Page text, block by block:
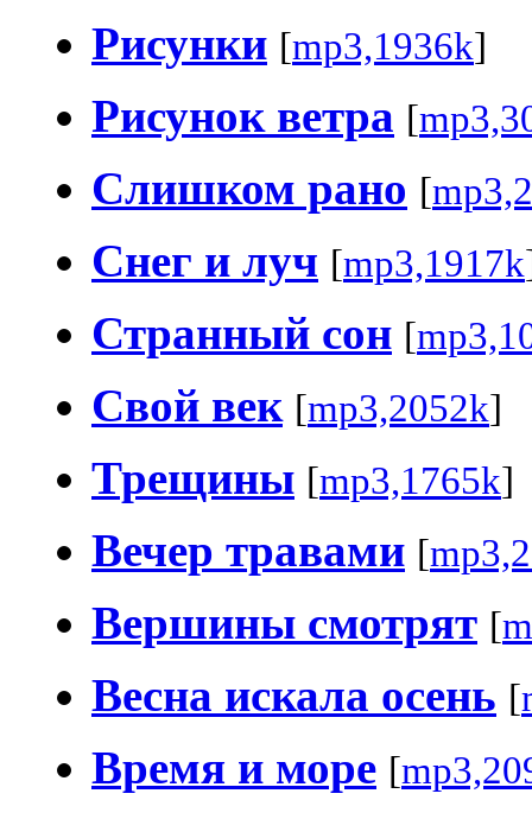
Рисунки [mp3,1936k]
Рисунок ветра [
Слишком рано [
Снег и луч [mp3,1917k
Странный сон [
Свой век [mp3,2052k]
Трещины [mp3,1765k]
Вечер травами [
Вершины смотрят [
Весна искала осень [
Время и море [